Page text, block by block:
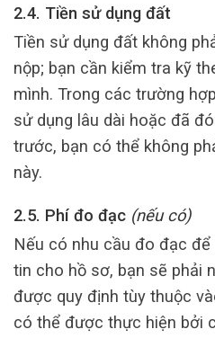
2.4. Tiền sử dụng đất
Tiền sử dụng đất không
nộp; bạn cần kiểm tra kỹ
mình. Trong các trường
sử dụng lâu dài hoặc đã
trước, bạn có thể không
này.
2.5. Phí đo đạc (nếu có)
Nếu có nhu cầu đo đạc
tin cho hồ sơ, bạn sẽ phải
được quy định tùy thuộc
có thể được thực hiện bởi